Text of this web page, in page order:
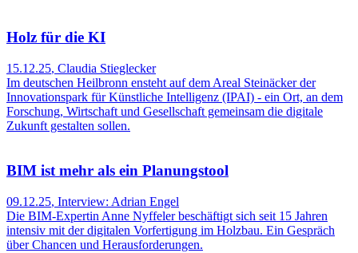
Holz für die KI
15.12.25, Claudia Stieglecker
Im deutschen Heilbronn ensteht auf dem Areal Steinäcker der
Innovationspark für Künstliche Intelligenz (IPAI) - ein Ort, an dem
Forschung, Wirtschaft und Gesellschaft gemeinsam die digitale
Zukunft gestalten sollen.
BIM ist mehr als ein Planungstool
09.12.25, Interview: Adrian Engel
Die BIM-Expertin Anne Nyffeler beschäftigt sich seit 15 Jahren
intensiv mit der digitalen Vorfertigung im Holzbau. Ein Gespräch
über Chancen und Herausforderungen.